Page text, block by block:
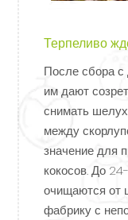
Терпеливо
После сбора с
им дают
снимать
между
значение для
кокосов. До
очищаются от
фабрику с